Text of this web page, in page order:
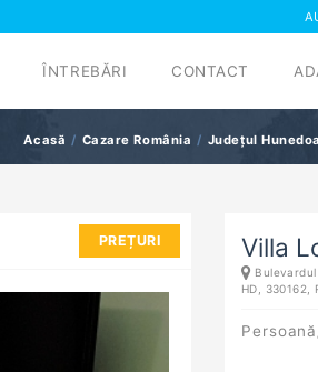
ÎNTREBĂRI CONTACT
Acasă Cazare România Județul
PREȚURI Villa
HD, 330162,